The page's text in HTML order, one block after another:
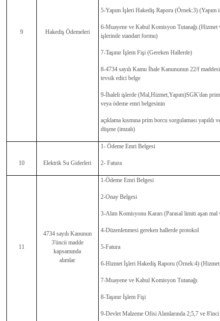
9 Hakediş Ödemeleri
5-Yapım İşleri Hakediş Raporu (Örnek:3) (Yapım
6-Muayene ve Kabul Komisyon Tutanağı (Hizmet
işlerinde standart formu)
7-Taşınır İşlem Fişi (Gereken Hallerde)
8-4734 sayılı Kamu İhale Kanununun 22/f
tevsik edici belge
9-İhaleli işlerde (Mal,Hizmet,Yapım)SGK'dan prim
veya ödeme emri belgesinin
açıklama kısmına prim borcu sorgulaması
düşme (imzalı)
10 Elektrik Su Giderleri
1- Ödeme Emri Belgesi
2- Fatura
11
4734 sayılı Kanunun
3'üncü madde
kapsamında
alımlar
1-Ödeme Emri Belgesi
2-Onay Belgesi
3-Alım Komisyonu Kararı (Parasal limiti aşan mal
4-Düzenlenmesi gereken hallerde protokol
5-Fatura
6-Hizmet İşleri Hakediş Raporu (Örnek:4) (Hizmet
7-Muayene ve Kabul Komisyon Tutanağı
8-Taşınır İşlem Fişi
9-Devlet Malzeme Ofisi Alımlarında 2;5,7 ve 8'inci